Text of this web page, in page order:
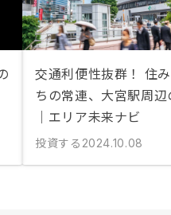
交通利便性抜群！ 住
ちの常連、大宮駅周
｜エリア未来ナビ
投資する 2024.10.08